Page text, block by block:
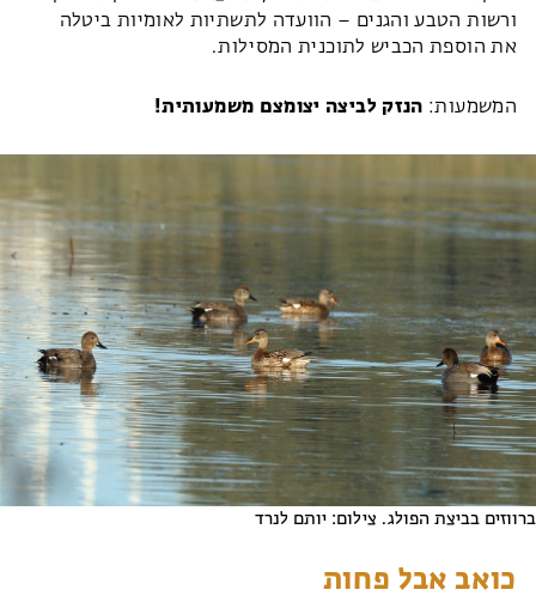
ורשות הטבע והגנים – הוועדה לתשתיות לאומיות ביטלה
את הוספת הכביש לתוכנית המסילות.
המשמעות: הנזק לביצה יצומצם משמעותית!
ברווזים בביצת הפולג. צילום: יותם לנרד
כואב אבל פחות